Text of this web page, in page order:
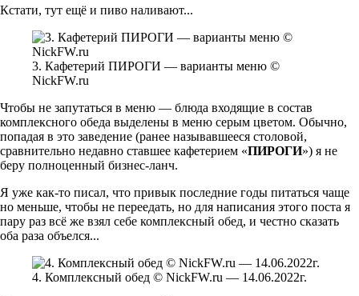
Кстати, тут ещё и пиво наливают...
3. Кафетерий ПИРОГИ — варианты меню ©
NickFW.ru
Чтобы не запутаться в меню — блюда входящие в состав
комплексного обеда выделены в меню серым цветом. Обычно,
попадая в это заведение (ранее называвшееся столовой,
сравнительно недавно ставшее кафетерием «ПИРОГИ») я не
беру полноценный бизнес-ланч.
Я уже как-то писал, что привык последние годы питаться чаще
но меньше, чтобы не переедать, но для написания этого поста я
пару раз всё же взял себе комплексный обед, и честно сказать
оба раза объелся...
4. Комплексный обед © NickFW.ru — 14.06.2022г.